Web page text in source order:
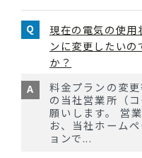
現在の電気の使用
ンに変更したい
か？
料金プランの変
の当社営業所（
願いします。 営
お、当社ホーム
ョンで...